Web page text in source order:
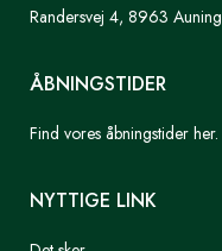
Randersvej 4, 8963 Auning
ÅBNINGSTIDER
Find vores åbningstider her.
NYTTIGE LINK